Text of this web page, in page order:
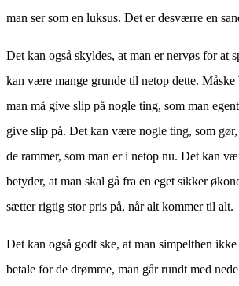
man ser som en luksus. Det er desværre en
Det kan også skyldes, at man er nervøs for at
kan være mange grunde til netop dette. Måske
man må give slip på nogle ting, som man
give slip på. Det kan være nogle ting, som
de rammer, som man er i netop nu. Det kan
betyder, at man skal gå fra en eget sikker
sætter rigtig stor pris på, når alt kommer til alt.
Det kan også godt ske, at man simpelthen
betale for de drømme, man går rundt med